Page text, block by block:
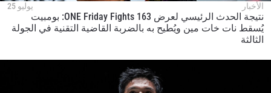
الأخبار يوليو 25
نتيجة الحدث الرئيسي لعرض ONE Friday Fights 163: بومبيت
يُسقط نات خات مين ويُطيح به بالضربة القاضية التقنية في الجولة
الثالثة